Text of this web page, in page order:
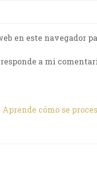
en este navegador
a mi
Aprende cómo se